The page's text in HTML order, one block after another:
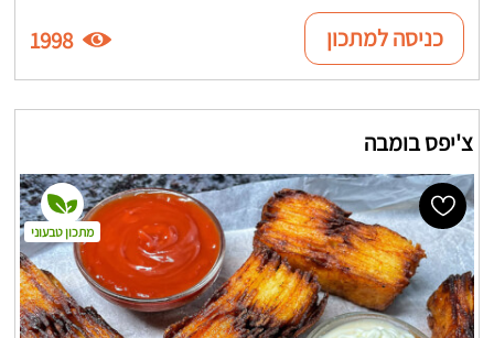
כניסה למתכון 1998
צ'יפס בומבה
מתכון טבעוני